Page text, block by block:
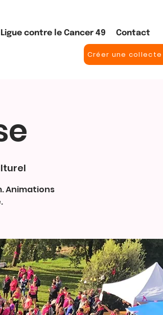
Ligue contre le Cancer 49 Contact
Créer une collecte
Animations